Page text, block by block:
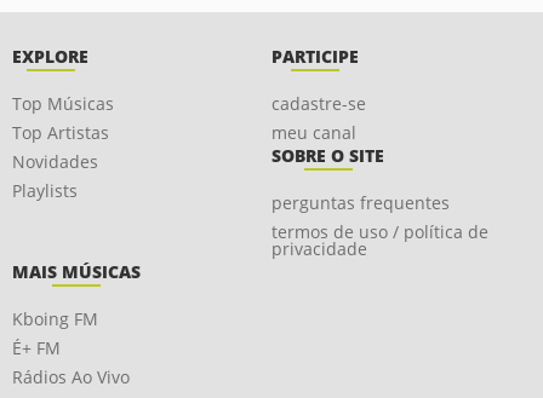
EXPLORE
Top Músicas
Top Artistas
Novidades
Playlists
PARTICIPE
cadastre-se
meu canal
SOBRE O SITE
perguntas frequentes
termos de uso / política de
privacidade
MAIS MÚSICAS
Kboing FM
É+ FM
Rádios Ao Vivo